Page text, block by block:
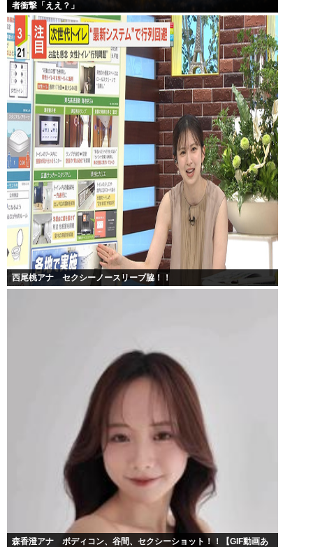
者衝撃「ええ？」
西尾桃アナ セクシーノースリーブ脇！！
森香澄アナ ボディコン、谷間、セクシーショット！！【GIF動画あ